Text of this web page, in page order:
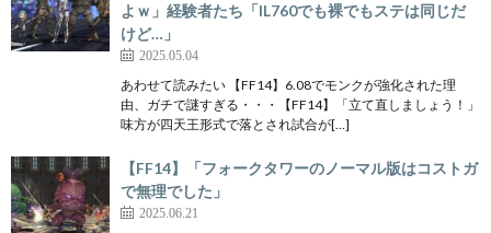
よｗ」経験者たち「IL760でも裸でもステは同じだ
けど…」
2025.05.04
あわせて読みたい 【FF14】6.08でモンクが強化された理
由、ガチで謎すぎる・・・【FF14】「立て直しましょう！」
味方が四天王形式で落とされ試合が[…]
【FF14】「フォークタワーのノーマル版はコストガ
で無理でした」
2025.06.21